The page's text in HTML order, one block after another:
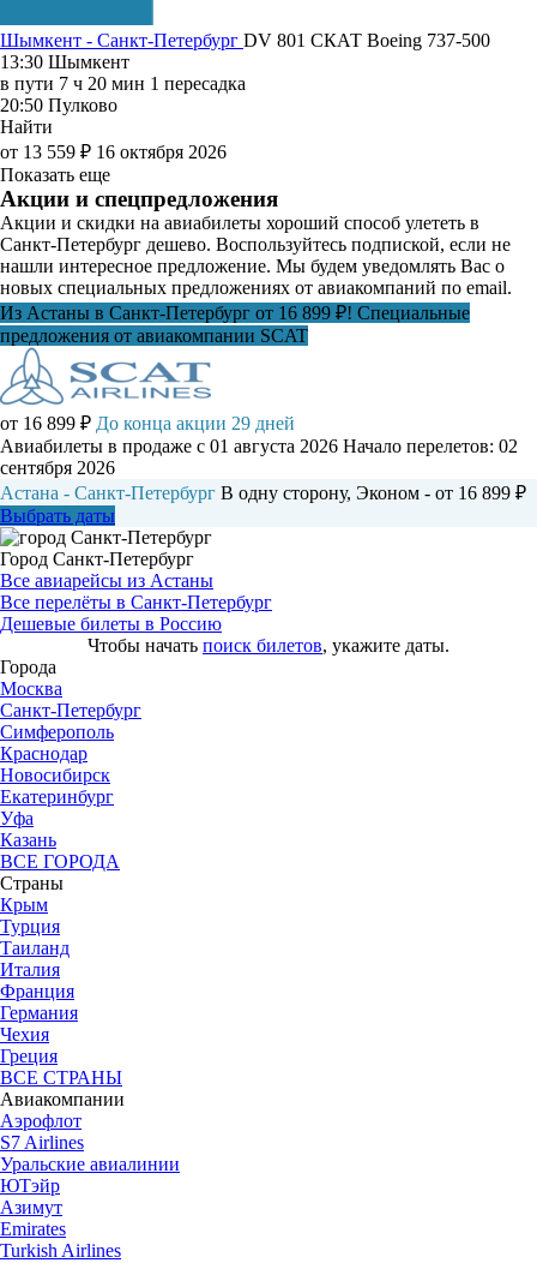
Шымкент - Санкт-Петербург DV 801 СКАТ Boeing 737-500
13:30 Шымкент
в пути 7 ч 20 мин 1 пересадка
20:50 Пулково
Найти
от 13 559 ₽ 16 октября 2026
Показать еще
Акции и спецпредложения
Акции и скидки на авиабилеты хороший способ улететь в
Санкт-Петербург дешево. Воспользуйтесь подпиской, если не
нашли интересное предложение. Мы будем уведомлять Вас о
новых специальных предложениях от авиакомпаний по email.
Из Астаны в Санкт-Петербург от 16 899 ₽! Специальные
предложения от авиакомпании SCAT
от 16 899 ₽ До конца акции 29 дней
Авиабилеты в продаже с 01 августа 2026 Начало перелетов: 02
сентября 2026
Астана - Санкт-Петербург В одну сторону, Эконом - от 16 899 ₽
Выбрать даты
Город Санкт-Петербург
Все авиарейсы из Астаны
Все перелёты в Санкт-Петербург
Дешевые билеты в Россию
Чтобы начать поиск билетов, укажите даты.
Города
Москва
Санкт-Петербург
Симферополь
Краснодар
Новосибирск
Екатеринбург
Уфа
Казань
ВСЕ ГОРОДА
Страны
Крым
Турция
Таиланд
Италия
Франция
Германия
Чехия
Греция
ВСЕ СТРАНЫ
Авиакомпании
Аэрофлот
S7 Airlines
Уральские авиалинии
ЮТэйр
Азимут
Emirates
Turkish Airlines